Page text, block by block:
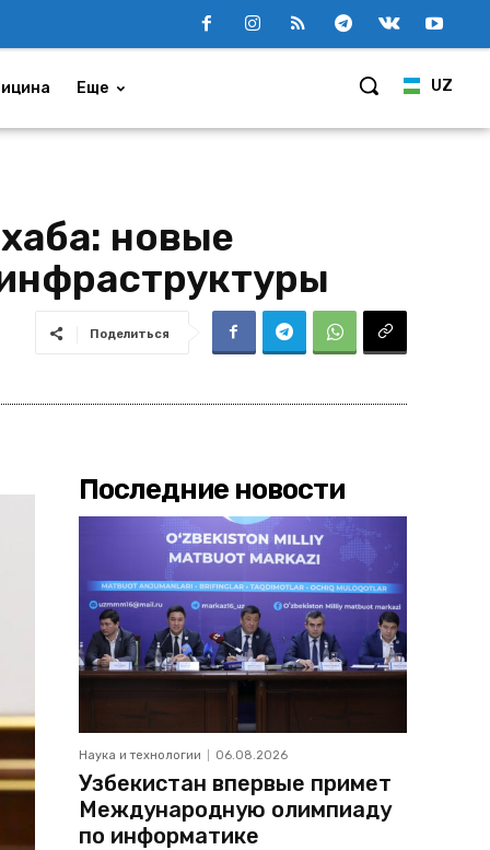
UZ
Еще
новые
Поделиться
Последние новости
Наука и технологии 06.08.2026
Узбекистан впервые примет
Международную олимпиаду
по информатике